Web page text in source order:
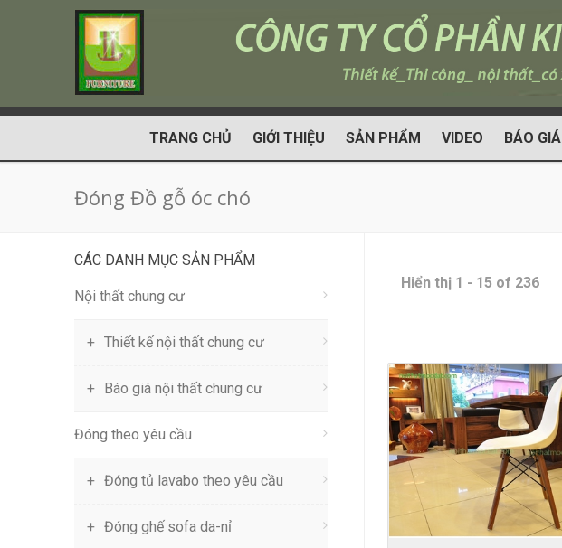
TRANG CHỦ GIỚI THIỆU SẢN PHẨM VIDEO BÁO GIÁ
Đóng Đồ gỗ óc chó
Hiển thị 1 - 15 of 236
CÁC DANH MỤC SẢN PHẨM
Nội thất chung cư
Thiết kế nội thất chung cư
Báo giá nội thất chung cư
Đóng theo yêu cầu
Đóng tủ lavabo theo yêu cầu
Đóng ghế sofa da-nỉ